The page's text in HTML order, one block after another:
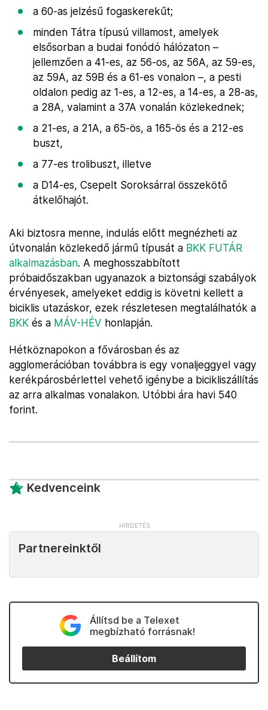
a 60-as jelzésű fogaskerekűt;
minden Tátra típusú villamost, amelyek
elsősorban a budai fonódó hálózaton –
jellemzően a 41-es, az 56-os, az 56A, az 59-es,
az 59A, az 59B és a 61-es vonalon –, a pesti
oldalon pedig az 1-es, a 12-es, a 14-es, a 28-as,
a 28A, valamint a 37A vonalán közlekednek;
a 21-es, a 21A, a 65-ös, a 165-ös és a 212-es
buszt,
a 77-es trolibuszt, illetve
a D14-es, Csepelt Soroksárral összekötő
átkelőhajót.
Aki biztosra menne, indulás előtt megnézheti az
útvonalán közlekedő jármű típusát a BKK FUTÁR
alkalmazásban. A meghosszabbított
próbaidőszakban ugyanazok a biztonsági szabályok
érvényesek, amelyeket eddig is követni kellett a
biciklis utazáskor, ezek részletesen megtalálhatók a
BKK és a MÁV-HÉV honlapján.
Hétköznapokon a fővárosban és az
agglomerációban továbbra is egy vonaljeggyel vagy
kerékpárosbérlettel vehető igénybe a bicikliszállítás
az arra alkalmas vonalakon. Utóbbi ára havi 540
forint.
Kedvenceink
Partnereinktől
Állítsd be a Telexet
megbízható forrásnak!
Beállítom